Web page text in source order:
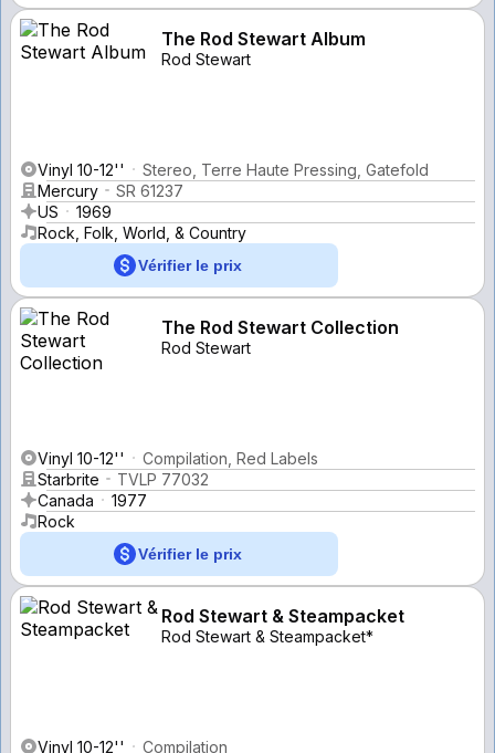
The Rod Stewart Album
Rod Stewart
Vinyl 10-12''
Stereo, Terre Haute Pressing, Gatefold
Mercury
SR 61237
US
1969
Rock, Folk, World, & Country
Vérifier le prix
The Rod Stewart Collection
Rod Stewart
Vinyl 10-12''
Compilation, Red Labels
Starbrite
TVLP 77032
Canada
1977
Rock
Vérifier le prix
Rod Stewart & Steampacket
Rod Stewart & Steampacket*
Vinyl 10-12''
Compilation